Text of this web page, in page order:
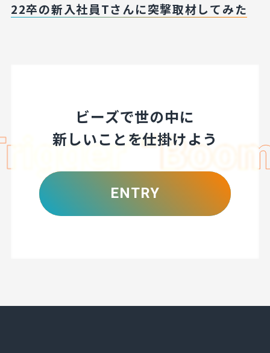
22卒の新入社員Tさんに突撃取材してみた
ビーズで世の中に
新しいことを仕掛けよう
ENTRY